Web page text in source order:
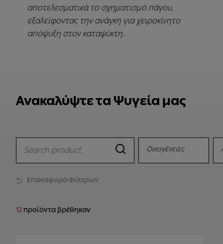
αποτελεσματικά το σχηματισμό πάγου,
εξαλείφοντας την ανάγκη για χειροκίνητο
απόψυξη στον καταψύκτη.
Ανακαλύψτε τα Ψυγεία μας
Οικογένειες
Επαναφορά Φίλτρων
12 προϊόντα βρέθηκαν